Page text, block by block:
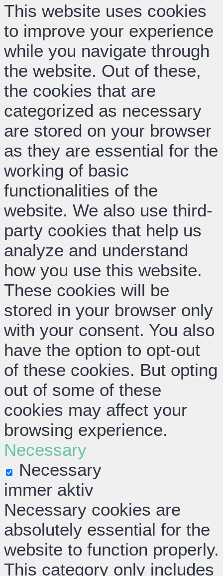
This website uses cookies
to improve your experience
while you navigate through
the website. Out of these,
the cookies that are
categorized as necessary
are stored on your browser
as they are essential for the
working of basic
functionalities of the
website. We also use third-
party cookies that help us
analyze and understand
how you use this website.
These cookies will be
stored in your browser only
with your consent. You also
have the option to opt-out
of these cookies. But opting
out of some of these
cookies may affect your
browsing experience.
Necessary
Necessary
immer aktiv
Necessary cookies are
absolutely essential for the
website to function properly.
This category only includes